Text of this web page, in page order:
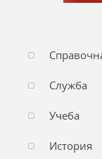
Служба
Учеба
История